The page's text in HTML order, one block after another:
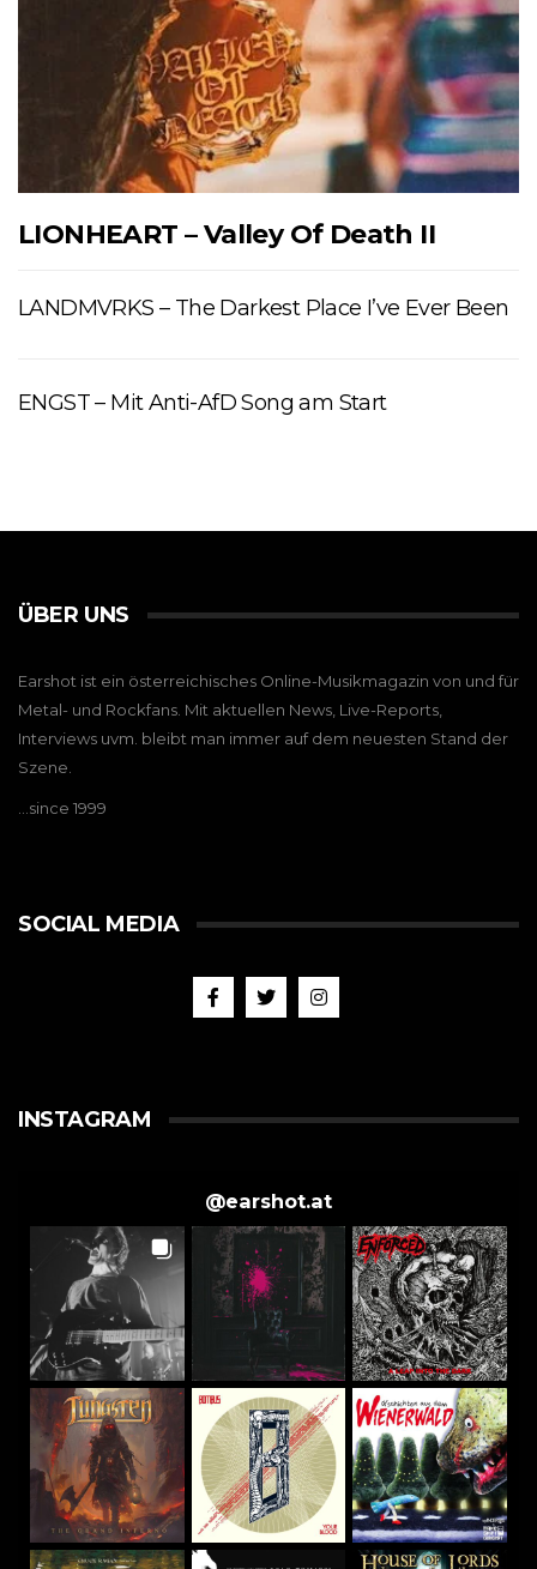
LIONHEART – Valley Of Death II
LANDMVRKS – The Darkest Place I’ve Ever Been
ENGST – Mit Anti-AfD Song am Start
ÜBER UNS
Earshot ist ein österreichisches Online-Musikmagazin von und für
Metal- und Rockfans. Mit aktuellen News, Live-Reports,
Interviews uvm. bleibt man immer auf dem neuesten Stand der
Szene.
…since 1999
SOCIAL MEDIA
INSTAGRAM
@earshot.at